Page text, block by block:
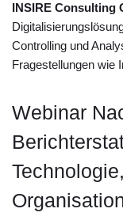
INSIRE Consulting
Controlling und
Fragestellungen wie
Webinar